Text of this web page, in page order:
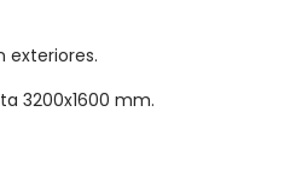
exteriores.
3200x1600 mm.